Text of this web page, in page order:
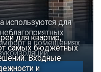
используются для
в помещениях
для квартир,
самых бюджетных
Входные
и